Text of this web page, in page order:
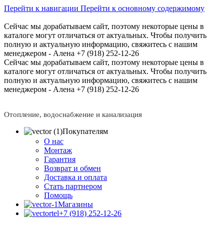
Перейти к навигации Перейти к основному содержимому
Сейчас мы дорабатываем сайт, поэтому некоторые цены в
каталоге могут отличаться от актуальных. Чтобы получить
полную и актуальную информацию, свяжитесь с нашим
менеджером - Алена +7 (918) 252-12-26
Сейчас мы дорабатываем сайт, поэтому некоторые цены в
каталоге могут отличаться от актуальных. Чтобы получить
полную и актуальную информацию, свяжитесь с нашим
менеджером - Алена +7 (918) 252-12-26
Отопление, водоснабжение и канализация
Покупателям
О нас
Монтаж
Гарантия
Возврат и обмен
Доставка и оплата
Стать партнером
Помощь
Магазины
+7 (918) 252-12-26